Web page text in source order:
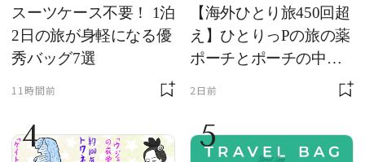
スーツケース不要！ 1泊
2日の旅が身軽になる優
秀バッグ7選
11時間前
【海外ひとり旅450回超
え】ひとりっPの旅の薬
ポーチとポーチの中身
を初公開！ 本当に使え
ム
2日前
4 5